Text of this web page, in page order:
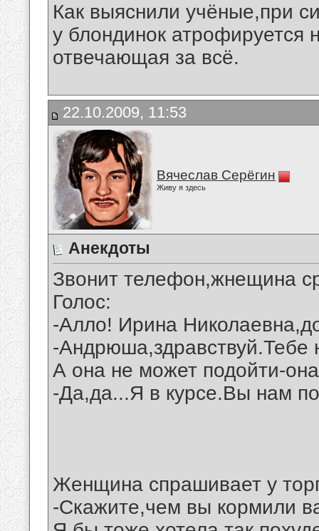
Как выяснили учёные,при
у блондинок атрофируется
отвечающая за всё.
22.10.2009, 11:53
Вячеслав Серёгин
Живу я здесь
Анекдоты
Звонит телефон,жнещина
Голос:
-Алло! Ирина
-Андрюша,здравствуй.Тебе
А она не может подойти-
-Да,да...Я в курсе.Вы нам
Женщина спрашивает у
-Скажите,чем вы кормили